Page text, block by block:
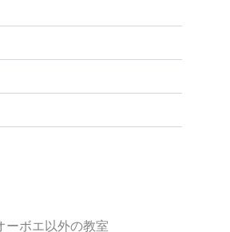
ーボエ以外の教室